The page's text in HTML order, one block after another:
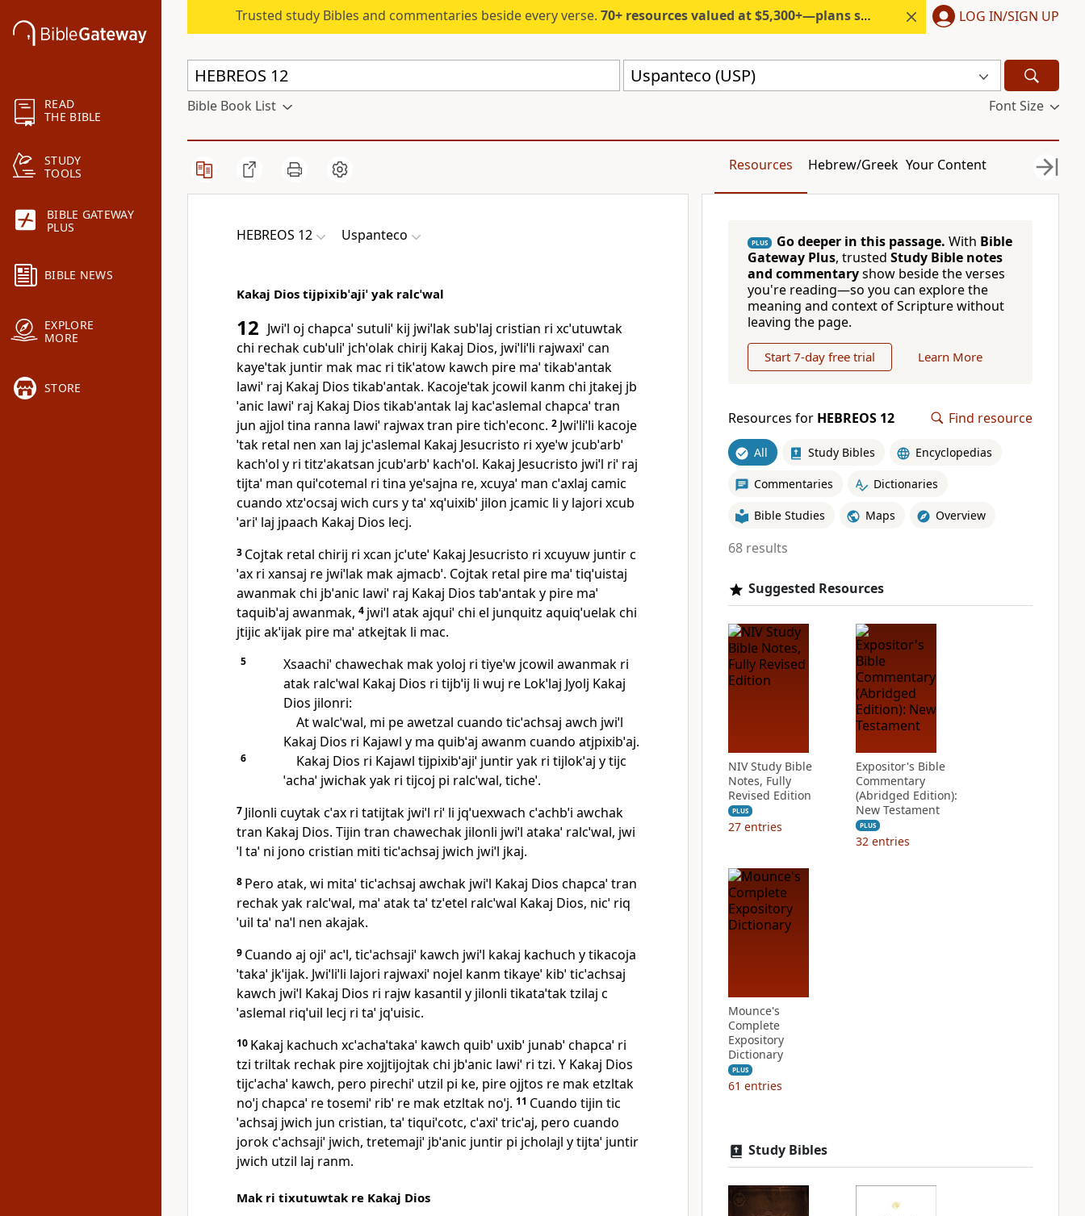
READ
THE BIBLE
STUDY
TOOLS
BIBLE GATEWAY
PLUS
BIBLE NEWS
EXPLORE
MORE
STORE
Trusted study Bibles and commentaries beside every verse. 70+ resources valued at $5,300+—plans start under $6/month. LOG IN/SIGN UP
Uspanteco (USP)
Bible Book List Font Size
Resources Hebrew/Greek Your Content
HEBREOS 12 Uspanteco
Kakaj Dios tijpixibˈajiˈ yak ralcˈwal
12 Jwiˈl oj chapcaˈ sutuliˈ kij jwiˈlak subˈlaj cristian ri xcˈutuwtak
chi rechak cubˈuliˈ jchˈolak chirij Kakaj Dios, jwiˈliˈli rajwaxiˈ can
kayeˈtak juntir mak mac ri tikˈatow kawch pire maˈ tikabˈantak
lawiˈ raj Kakaj Dios tikabˈantak. Kacojeˈtak jcowil kanm chi jtakej jb
ˈanic lawiˈ raj Kakaj Dios tikabˈantak laj kacˈaslemal chapcaˈ tran
jun ajjol tina ranna lawiˈ rajwax tran pire tichˈeconc. 2 Jwiˈliˈli kacoje
ˈtak retal nen xan laj jcˈaslemal Kakaj Jesucristo ri xyeˈw jcubˈarbˈ
kachˈol y ri titzˈakatsan jcubˈarbˈ kachˈol. Kakaj Jesucristo jwiˈl riˈ raj
tijtaˈ man quiˈcotemal ri tina yeˈsajna re, xcuyaˈ man cˈaxlaj camic
cuando xtzˈocsaj wich curs y taˈ xqˈuixibˈ jilon jcamic li y lajori xcub
ˈariˈ laj jpaach Kakaj Dios lecj.
3 Cojtak retal chirij ri xcan jcˈuteˈ Kakaj Jesucristo ri xcuyuw juntir c
ˈax ri xansaj re jwiˈlak mak ajmacbˈ. Cojtak retal pire maˈ tiqˈuistaj
awanmak chi jbˈanic lawiˈ raj Kakaj Dios tabˈantak y pire maˈ
taquibˈaj awanmak, 4 jwiˈl atak ajquiˈ chi el junquitz aquiqˈuelak chi
jtijic akˈijak pire maˈ atkejtak li mac.
5
Xsaachiˈ chawechak mak yoloj ri tiyeˈw jcowil awanmak ri
atak ralcˈwal Kakaj Dios ri tijbˈij li wuj re Lokˈlaj Jyolj Kakaj
Dios jilonri:
At walcˈwal, mi pe awetzal cuando ticˈachsaj awch jwiˈl
Kakaj Dios ri Kajawl y ma quibˈaj awanm cuando atjpixibˈaj.
6
Kakaj Dios ri Kajawl tijpixibˈajiˈ juntir yak ri tijlokˈaj y tijc
ˈachaˈ jwichak yak ri tijcoj pi ralcˈwal, ticheˈ.
7 Jilonli cuytak cˈax ri tatijtak jwiˈl riˈ li jqˈuexwach cˈachbˈi awchak
tran Kakaj Dios. Tijin tran chawechak jilonli jwiˈl atakaˈ ralcˈwal, jwi
ˈl taˈ ni jono cristian miti ticˈachsaj jwich jwiˈl jkaj.
8 Pero atak, wi mitaˈ ticˈachsaj awchak jwiˈl Kakaj Dios chapcaˈ tran
rechak yak ralcˈwal, maˈ atak taˈ tzˈetel ralcˈwal Kakaj Dios, nicˈ riq
ˈuil taˈ naˈl nen akajak.
9 Cuando aj ojiˈ acˈl, ticˈachsajiˈ kawch jwiˈl kakaj kachuch y tikacoja
ˈtakaˈ jkˈijak. Jwiˈliˈli lajori rajwaxiˈ nojel kanm tikayeˈ kibˈ ticˈachsaj
kawch jwiˈl Kakaj Dios ri rajw kasantil y jilonli tikataˈtak tzilaj c
ˈaslemal riqˈuil lecj ri taˈ jqˈuisic.
10 Kakaj kachuch xcˈachaˈtakaˈ kawch quibˈ uxibˈ junabˈ chapcaˈ ri
tzi triltak rechak pire xojjtijojtak chi jbˈanic lawiˈ ri tzi. Y Kakaj Dios
tijcˈachaˈ kawch, pero pirechiˈ utzil pi ke, pire ojjtos re mak etzltak
noˈj chapcaˈ re tosemiˈ ribˈ re mak etzltak noˈj. 11 Cuando tijin tic
ˈachsaj jwich jun cristian, taˈ tiquiˈcotc, cˈaxiˈ tricˈaj, pero cuando
jorok cˈachsajiˈ jwich, tretemajiˈ jbˈanic juntir pi jcholajl y tijtaˈ juntir
jwich utzil laj ranm.
Mak ri tixutuwtak re Kakaj Dios
PLUS Go deeper in this passage. With Bible
Gateway Plus, trusted Study Bible notes
and commentaryshow beside the verses
you're reading—so you can explore the
meaning and context of Scripture without
leaving the page.
Start 7-day free trial Learn More
Resources for HEBREOS 12 Find resource
All Study Bibles Encyclopedias
Commentaries Dictionaries
Bible Studies Maps Overview
68 results
Suggested Resources
NIV Study Bible
Notes, Fully
Revised Edition
PLUS
27 entries
Expositor's Bible
Commentary
(Abridged Edition):
New Testament
PLUS
32 entries
Mounce's
Complete
Expository
Dictionary
PLUS
61 entries
Study Bibles